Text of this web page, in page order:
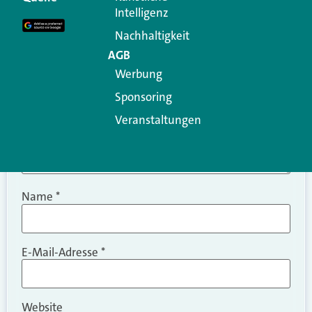
Kommentar
Name *
E-Mail-Adresse *
Website
Intelligenz
Nachhaltigkeit
AGB
Werbung
Sponsoring
Veranstaltungen